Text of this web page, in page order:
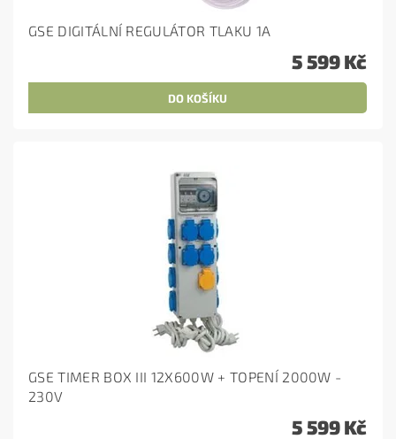
GSE DIGITÁLNÍ REGULÁTOR TLAKU 1A
5 599 Kč
GSE TIMER BOX III 12X600W + TOPENÍ 2000W -
230V
5 599 Kč